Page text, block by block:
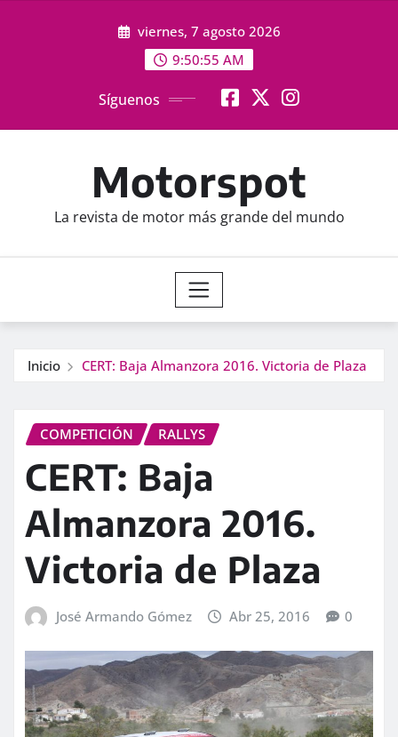
viernes, 7 agosto 2026
9:50:56 AM
Síguenos
Motorspot
La revista de motor más grande del mundo
Inicio CERT: Baja Almanzora 2016. Victoria de Plaza
COMPETICIÓN RALLYS
CERT: Baja
Almanzora 2016.
Victoria de Plaza
José Armando Gómez Abr 25, 2016 0